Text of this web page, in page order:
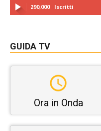
290,000 Iscritti
GUIDA TV
Ora in Onda